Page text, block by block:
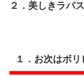
２．美しきラパ
１．お次はボ